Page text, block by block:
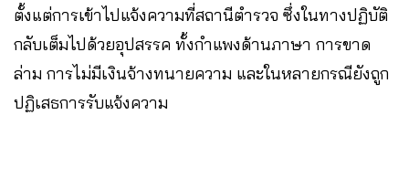
ตั้งแต่การเข้าไปแจ้งความที่สถานีตำรวจ ซึ่งในทางปฏิบัติ
กลับเต็มไปด้วยอุปสรรค ทั้งกำแพงด้านภาษา การขาด
ล่าม การไม่มีเงินจ้างทนายความ และในหลายกรณียังถูก
ปฏิเสธการรับแจ้งความ